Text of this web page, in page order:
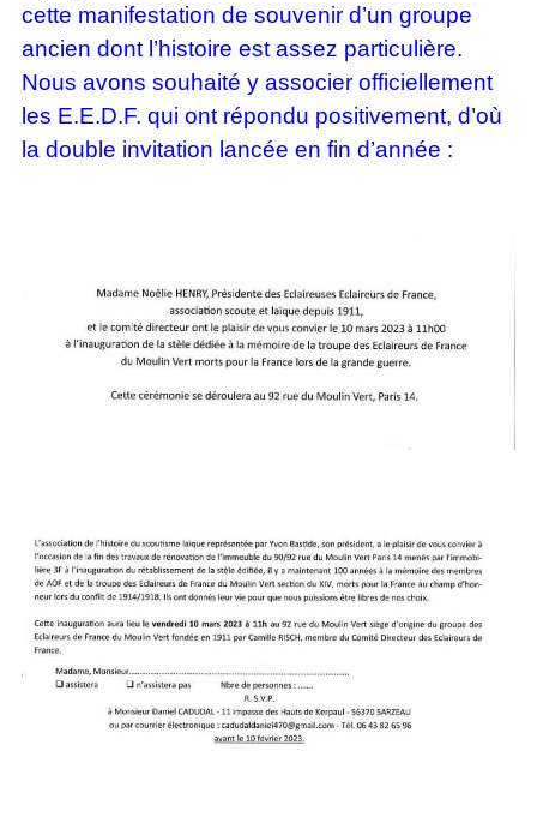
cette manifestation de souvenir d’un groupe
ancien dont l’histoire est assez particulière.
Nous avons souhaité y associer officiellement
les E.E.D.F. qui ont répondu positivement, d’où
la double invitation lancée en fin d’année :